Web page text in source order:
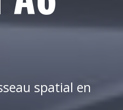
spatial en